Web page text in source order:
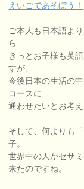
えいごであそぼう！
ご本人も日本語よ
ら
きっとお子様も英
すが、
今後日本の生活の
コースに
通わせたいとお考え
そして、何よりも
子。
世界中の人がセサ
来たのですね。